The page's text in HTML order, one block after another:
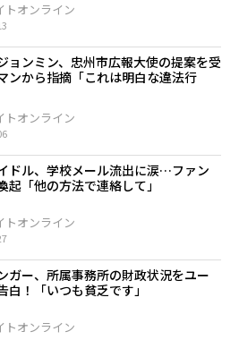
トオンライン
ョンミン、忠州市広報大使の提案を受
ンから指摘「これは明白な違法行
トオンライン
ドル、学校メール流出に涙…ファン
起「他の方法で連絡して」
トオンライン
ガー、所属事務所の財政状況をユー
白！「いつも貧乏です」
トオンライン